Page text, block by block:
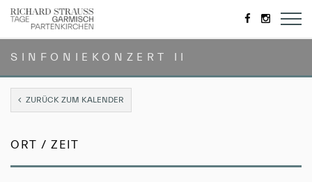
https://de-
https://
SINFONIEKONZERT II
ZURÜCK ZUM KALENDER
ORT / ZEIT